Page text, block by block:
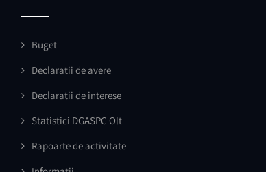
Buget
Declaratii de avere
Declaratii de interese
Statistici DGASPC Olt
Rapoarte de activitate